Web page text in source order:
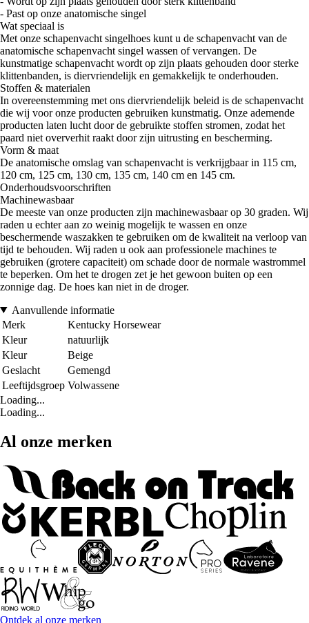
- Past op onze anatomische singel
Wat speciaal is
Met onze schapenvacht singelhoes kunt u de schapenvacht van de
anatomische schapenvacht singel wassen of vervangen. De
kunstmatige schapenvacht wordt op zijn plaats gehouden door sterke
klittenbanden, is diervriendelijk en gemakkelijk te onderhouden.
Stoffen & materialen
In overeenstemming met ons diervriendelijk beleid is de schapenvacht
die wij voor onze producten gebruiken kunstmatig. Onze ademende
producten laten lucht door de gebruikte stoffen stromen, zodat het
paard niet oververhit raakt door zijn uitrusting en bescherming.
Vorm & maat
De anatomische omslag van schapenvacht is verkrijgbaar in 115 cm,
120 cm, 125 cm, 130 cm, 135 cm, 140 cm en 145 cm.
Onderhoudsvoorschriften
Machinewasbaar
De meeste van onze producten zijn machinewasbaar op 30 graden. Wij
raden u echter aan zo weinig mogelijk te wassen en onze
beschermende waszakken te gebruiken om de kwaliteit na verloop van
tijd te behouden. Wij raden u ook aan professionele machines te
gebruiken (grotere capaciteit) om schade door de normale wastrommel
te beperken. Om het te drogen zet je het gewoon buiten op een
zonnige dag. De hoes kan niet in de droger.
Aanvullende informatie
Merk
Kentucky Horsewear
Kleur
natuurlijk
Kleur
Beige
Geslacht
Gemengd
Leeftijdsgroep Volwassene
Loading...
Loading...
Al onze merken
Ontdek al onze merken